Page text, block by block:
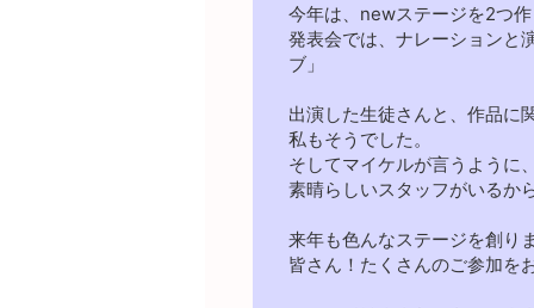
今年は、newステージを2つ
発表会では、ナレーションと
ブ」
出演した生徒さんと、作品に
私もそうでした。
そしてマイケルが言うように
素晴らしいスタッフがいるか
来年も色んなステージを創り
皆さん！たくさんのご参加を